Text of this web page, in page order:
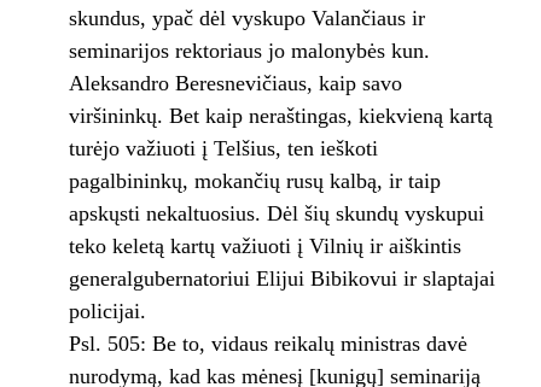
skundus, ypač dėl vyskupo Valančiaus ir
seminarijos rektoriaus jo malonybės kun.
Aleksandro Beresnevičiaus, kaip savo
viršininkų. Bet kaip neraštingas, kiekvieną kartą
turėjo važiuoti į Telšius, ten ieškoti
pagalbininkų, mokančių rusų kalbą, ir taip
apskųsti nekaltuosius. Dėl šių skundų vyskupui
teko keletą kartų važiuoti į Vilnių ir aiškintis
generalgubernatoriui Elijui Bibikovui ir slaptajai
policijai.
Psl. 505: Be to, vidaus reikalų ministras davė
nurodymą, kad kas mėnesį [kunigų] seminariją